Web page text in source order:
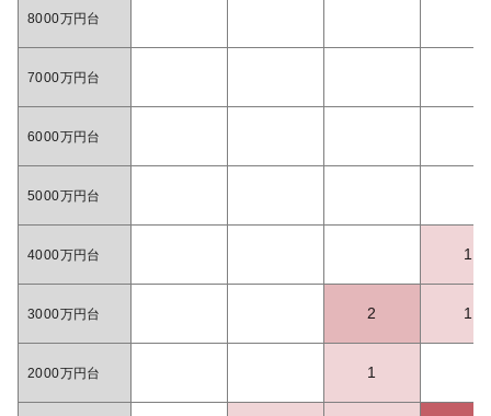
8000万円台
7000万円台
6000万円台
5000万円台
4000万円台 1
3000万円台 2 1
2000万円台 1